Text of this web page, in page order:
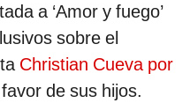
a ‘Amor y fuego’
sobre el
Christian Cueva por
de sus hijos.